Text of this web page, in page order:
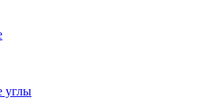
углы